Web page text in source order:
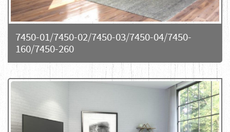
7450-01/7450-02/7450-03/7450-04/7450-
160/7450-260